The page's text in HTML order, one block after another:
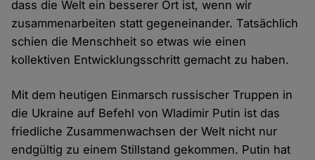
dass die Welt ein besserer Ort ist, wenn wir
zusammenarbeiten statt gegeneinander. Tatsächlich
schien die Menschheit so etwas wie einen
kollektiven Entwicklungsschritt gemacht zu haben.
Mit dem heutigen Einmarsch russischer Truppen in
die Ukraine auf Befehl von Wladimir Putin ist das
friedliche Zusammenwachsen der Welt nicht nur
endgültig zu einem Stillstand gekommen. Putin hat